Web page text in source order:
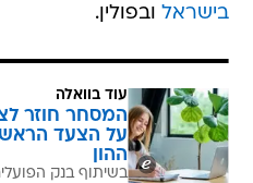
בישראל ובפולין.
עוד בוואלה
המסחר חוזר
על הצעד
ההון
בשיתוף בנק